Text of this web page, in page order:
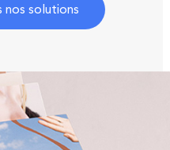
nos solutions